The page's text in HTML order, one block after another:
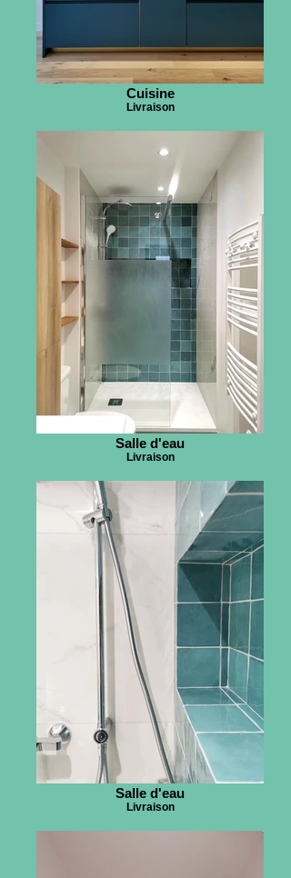
Cuisine
Livraison
Salle d'eau
Livraison
Salle d'eau
Livraison